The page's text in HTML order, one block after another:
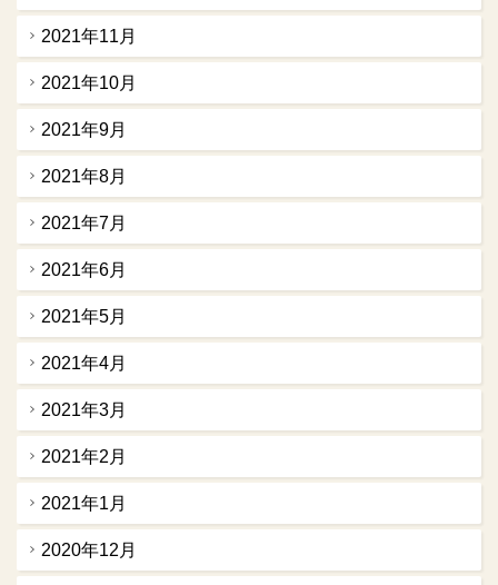
2021年11月
2021年10月
2021年9月
2021年8月
2021年7月
2021年6月
2021年5月
2021年4月
2021年3月
2021年2月
2021年1月
2020年12月